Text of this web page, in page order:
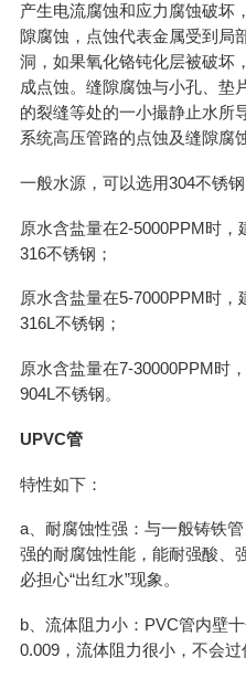
产生电流腐蚀和应力腐蚀破坏
隙腐蚀，点蚀代表金属受到局
洞，如果氧化铬钝化层被破坏
成点蚀。缝隙腐蚀与小孔、垫
的裂缝等处的一小撮静止水所
系统高压管路的点蚀及缝隙腐
一般水源，可以选用304不锈钢
原水含盐量在2-5000PPM时
316不锈钢；
原水含盐量在5-7000PPM时，
316L不锈钢；
原水含盐量在7-30000PPM时
904L不锈钢。
UPVC管
特性如下：
a、耐腐蚀性强：与一般铸铁
强的耐腐蚀性能，能耐强酸、
必担心“出红水”现象。
b、流体阻力小：PVC管内壁
0.009，流体阻力很小，不会过